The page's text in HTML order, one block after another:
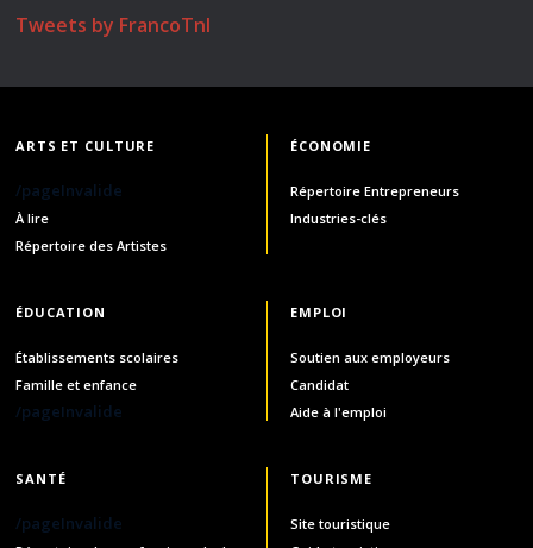
Tweets by FrancoTnl
ARTS ET CULTURE
/pageInvalide
À lire
Répertoire des Artistes
ÉCONOMIE
Répertoire Entrepreneurs
Industries-clés
ÉDUCATION
Établissements scolaires
Famille et enfance
/pageInvalide
EMPLOI
Soutien aux employeurs
Candidat
Aide à l'emploi
SANTÉ
/pageInvalide
TOURISME
Site touristique